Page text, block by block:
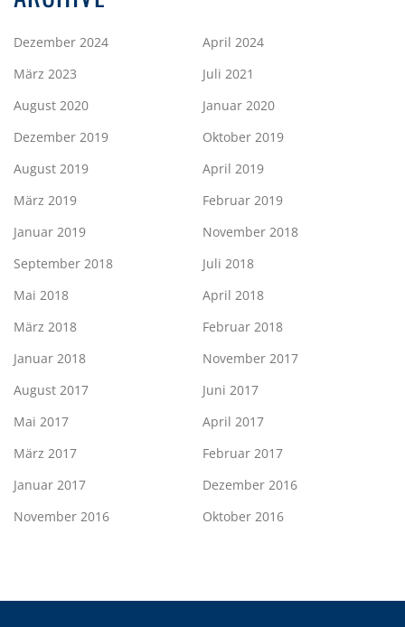
Dezember 2024
April 2024
März 2023
Juli 2021
August 2020
Januar 2020
Dezember 2019
Oktober 2019
August 2019
April 2019
März 2019
Februar 2019
Januar 2019
November 2018
September 2018
Juli 2018
Mai 2018
April 2018
März 2018
Februar 2018
Januar 2018
November 2017
August 2017
Juni 2017
Mai 2017
April 2017
März 2017
Februar 2017
Januar 2017
Dezember 2016
November 2016
Oktober 2016